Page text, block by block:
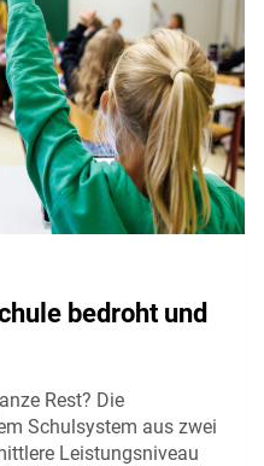
bedroht und
Rest? Die
Schulsystem aus zwei
Leistungsniveau